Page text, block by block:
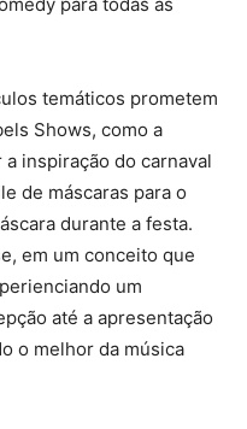
temáticos prometem
Shows, como a
a inspiração do carnaval
de máscaras para o
durante a festa.
em um conceito que
um
até a apresentação
o melhor da música